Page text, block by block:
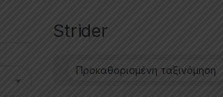
Strider